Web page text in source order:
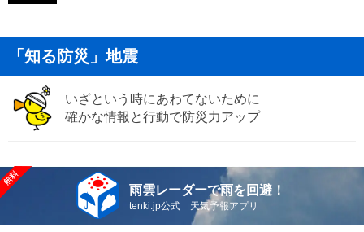
「知る防災」地震
いざという時にあわてないために
確かな情報と行動で防災力アップ
雨雲レーダーで雨を回避！
tenki.jp公式 天気予報アプリ